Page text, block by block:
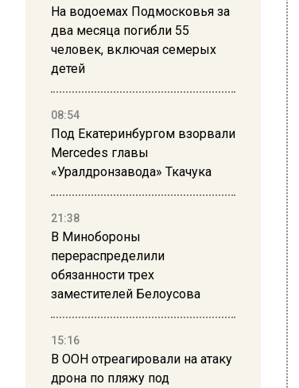
На водоемах Подмосковья за
два месяца погибли 55
человек, включая семерых
детей
08:54
Под Екатеринбургом взорвали
Mercedes главы
«Уралдронзавода» Ткачука
21:38
В Минобороны
перераспределили
обязанности трех
заместителей Белоусова
15:16
В ООН отреагировали на атаку
дрона по пляжу под